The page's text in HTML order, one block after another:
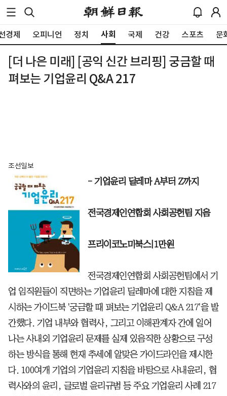
경제 오피니언 정치 사회 국제 건강 스포츠 문
[더 나은 미래] [공익 신간 브리핑] 궁금할 때
펴보는 기업윤리 Q&A 217
조선일보
- 기업윤리 딜레마 A부터 Z까지
전국경제인연합회 사회공헌팀 지음
프리이코노미북스|1만원
전국경제인연합회 사회공헌팀에서 기
업 임직원들이 직면하는 기업윤리 딜레마에 대한 지침을 제
시하는 가이드북 '궁금할 때 펴보는 기업윤리 Q&A 217'을 발
간했다. 기업 내부와 협력사, 그리고 이해관계자 간에 일어
나는 사내외 기업윤리 문제를 실제 있음직한 상황으로 구성
하는 방식을 통해 현재 추세에 알맞은 가이드라인을 제시한
다. 100여개 기업의 기업윤리 지침을 바탕으로 사내윤리, 협
력사와의 윤리, 글로벌 윤리규범 등 주요 기업윤리 사례 217